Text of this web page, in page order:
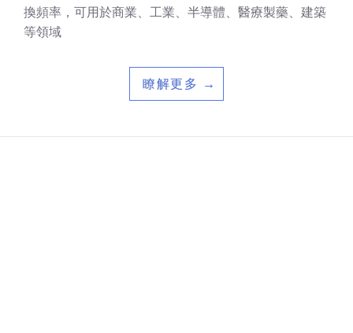
換頻率，可用於商業、工業、半導體、醫療製藥、建築
等領域
瞭解更多 →